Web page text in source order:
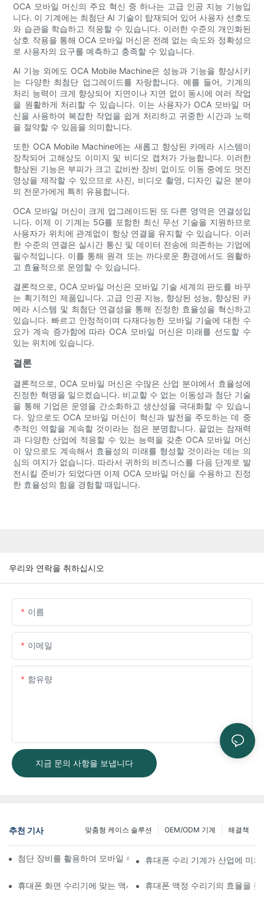
OCA 모바일 머신의 주요 혁신 중 하나는 고급 인공 지능 기능입
니다. 이 기계에는 최첨단 AI 기술이 탑재되어 있어 사용자 선호도
와 습관을 학습하고 적응할 수 있습니다. 이러한 수준의 개인화된
상호 작용을 통해 OCA 모바일 머신은 전례 없는 속도와 정확성으
로 사용자의 요구를 예측하고 충족할 수 있습니다.
AI 기능 외에도 OCA Mobile Machine은 성능과 기능을 향상시키
는 다양한 최첨단 업그레이드를 자랑합니다. 예를 들어, 기계의
처리 능력이 크게 향상되어 지연이나 지연 없이 동시에 여러 작업
을 원활하게 처리할 수 있습니다. 이는 사용자가 OCA 모바일 머
신을 사용하여 복잡한 작업을 쉽게 처리하고 귀중한 시간과 노력
을 절약할 수 있음을 의미합니다.
또한 OCA Mobile Machine에는 새롭고 향상된 카메라 시스템이
장착되어 고해상도 이미지 및 비디오 캡처가 가능합니다. 이러한
향상된 기능은 부피가 크고 값비싼 장비 없이도 이동 중에도 멋진
영상을 제작할 수 있으므로 사진, 비디오 촬영, 디자인 같은 분야
의 전문가에게 특히 유용합니다.
OCA 모바일 머신이 크게 업그레이드된 또 다른 영역은 연결성입
니다. 이제 이 기계는 5G를 포함한 최신 무선 기술을 지원하므로
사용자가 위치에 관계없이 항상 연결을 유지할 수 있습니다. 이러
한 수준의 연결은 실시간 통신 및 데이터 전송에 의존하는 기업에
필수적입니다. 이를 통해 원격 또는 까다로운 환경에서도 원활하
고 효율적으로 운영할 수 있습니다.
결론적으로, OCA 모바일 머신은 모바일 기술 세계의 판도를 바꾸
는 획기적인 제품입니다. 고급 인공 지능, 향상된 성능, 향상된 카
메라 시스템 및 최첨단 연결성을 통해 진정한 효율성을 혁신하고
있습니다. 빠르고 안정적이며 다재다능한 모바일 기술에 대한 수
요가 계속 증가함에 따라 OCA 모바일 머신은 미래를 선도할 수
있는 위치에 있습니다.
결론
결론적으로, OCA 모바일 머신은 수많은 산업 분야에서 효율성에
진정한 혁명을 일으켰습니다. 비교할 수 없는 이동성과 첨단 기술
을 통해 기업은 운영을 간소화하고 생산성을 극대화할 수 있습니
다. 앞으로도 OCA 모바일 머신이 혁신과 발전을 주도하는 데 중
추적인 역할을 계속할 것이라는 점은 분명합니다. 끝없는 잠재력
과 다양한 산업에 적응할 수 있는 능력을 갖춘 OCA 모바일 머신
이 앞으로도 계속해서 효율성의 미래를 형성할 것이라는 데는 의
심의 여지가 없습니다. 따라서 귀하의 비즈니스를 다음 단계로 발
전시킬 준비가 되었다면 이제 OCA 모바일 머신을 수용하고 진정
한 효율성의 힘을 경험할 때입니다.
우리와 연락을 취하십시오
이름
이메일
함유량
지금 문의 사항을 보냅니다
추천 기사 해결책
OEM/ODM 기계
맞춤형 케이스 솔루션
첨단 장비를 활용하여 모바일 수리 워크플로우를 개선하는 방법
휴대폰 수리 기계가 산업에 미
휴대폰 화면 수리기에 맞는 액세서리 선택하기휴대폰 액정 수리기의 효율을 높